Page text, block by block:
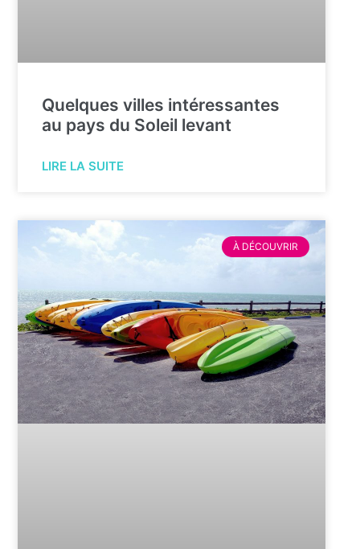
Quelques villes intéressantes
au pays du Soleil levant
LIRE LA SUITE
À DÉCOUVRIR